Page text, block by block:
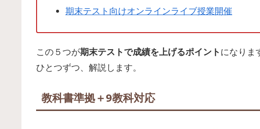
期末テスト向けオンラインライブ授業開催
この５つが期末テストで成績を上げるポイントになりま
ひとつずつ、解説します。
教科書準拠＋9教科対応